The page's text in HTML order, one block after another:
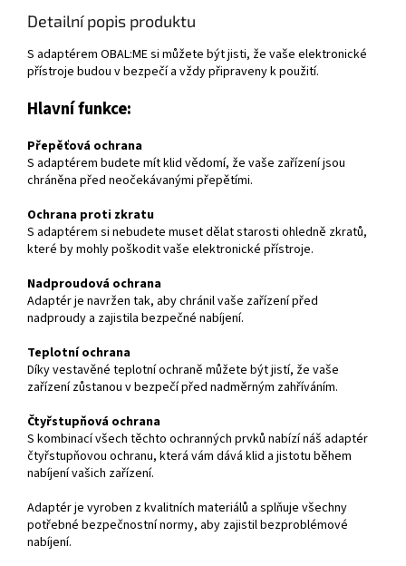
Detailní popis produktu
S adaptérem OBAL:ME si můžete být jisti, že vaše elektronické
přístroje budou v bezpečí a vždy připraveny k použití.
Hlavní funkce:
Přepěťová ochrana
S adaptérem budete mít klid vědomí, že vaše zařízení jsou
chráněna před neočekávanými přepětími.
Ochrana proti zkratu
S adaptérem si nebudete muset dělat starosti ohledně zkratů,
které by mohly poškodit vaše elektronické přístroje.
Nadproudová ochrana
Adaptér je navržen tak, aby chránil vaše zařízení před
nadproudy a zajistila bezpečné nabíjení.
Teplotní ochrana
Díky vestavěné teplotní ochraně můžete být jistí, že vaše
zařízení zůstanou v bezpečí před nadměrným zahříváním.
Čtyřstupňová ochrana
S kombinací všech těchto ochranných prvků nabízí náš adaptér
čtyřstupňovou ochranu, která vám dává klid a jistotu během
nabíjení vašich zařízení.
Adaptér je vyroben z kvalitních materiálů a splňuje všechny
potřebné bezpečnostní normy, aby zajistil bezproblémové
nabíjení.